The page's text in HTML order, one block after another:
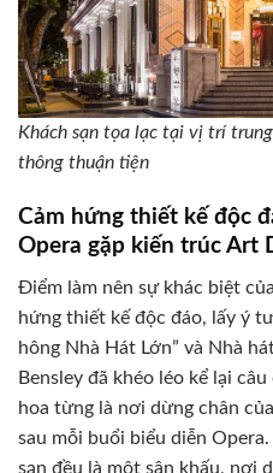
Khách sạn tọa lạc tại vị trí
thông thuận tiện
Cảm hứng thiết kế độc
Opera gặp kiến trúc Art
Điểm làm nên sự khác biệt
hứng thiết kế độc đáo, lấy ý
hông Nhà Hát Lớn” và Nhà
Bensley đã khéo léo kể lại
hoa từng là nơi dừng chân
sau mỗi buổi biểu diễn
sạn đều là một sân khấu, nơi